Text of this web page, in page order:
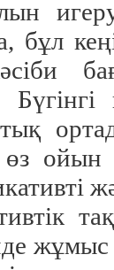
бұл
өз ойын
жұмыс